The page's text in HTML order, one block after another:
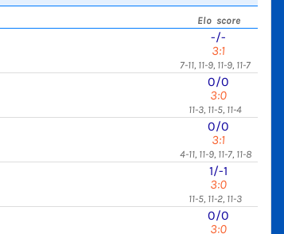
Elo score
-/-
3:1
7-11, 11-9, 11-9, 11-7
0/0
3:0
11-3, 11-5, 11-4
0/0
3:1
4-11, 11-9, 11-7, 11-8
1/-1
3:0
11-5, 11-2, 11-3
0/0
3:0